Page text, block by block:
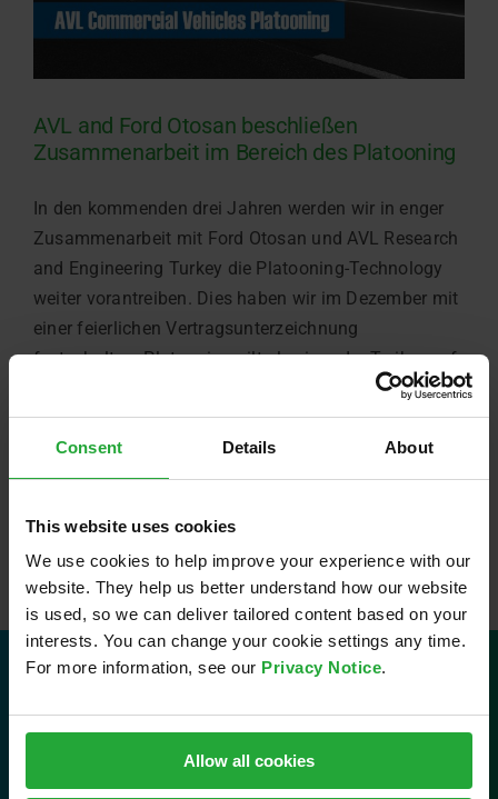
Consent Details About
This website uses cookies
We use cookies to help improve your experience with our
website. They help us better understand how our website
is used, so we can deliver tailored content based on your
interests. You can change your cookie settings any time.
For more information, see our Privacy Notice.
Allow all cookies
AVL and Ford Otosan beschließen
Zusammenarbeit im Bereich des Platooning
In den kommenden drei Jahren werden wir in enger
Zusammenarbeit mit Ford Otosan und AVL Research
and Engineering Turkey die Platooning-Technology
weiter vorantreiben. Dies haben wir im Dezember mit
einer feierlichen Vertragsunterzeichnung
festgehalten. Platooning gilt als einer der Treiber auf
dem Weg hin zum autonomen Fahren. Es ermöglicht
LKW, in [...]
AVL Software and Functions GmbH
Im Gewerbepark B29